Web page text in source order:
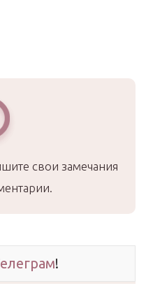
свои замечания
!